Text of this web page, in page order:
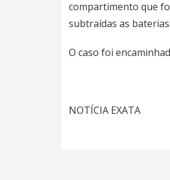
compartimento que
subtraídas as baterias.
O caso foi
NOTÍCIA EXATA